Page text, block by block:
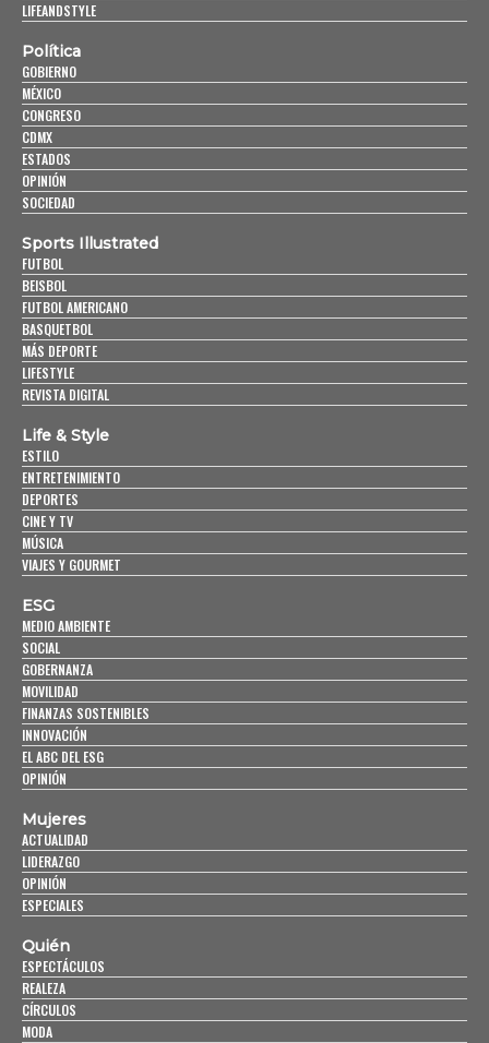
LIFEANDSTYLE
Política
GOBIERNO
MÉXICO
CONGRESO
CDMX
ESTADOS
OPINIÓN
SOCIEDAD
Sports Illustrated
FUTBOL
BEISBOL
FUTBOL AMERICANO
BASQUETBOL
MÁS DEPORTE
LIFESTYLE
REVISTA DIGITAL
Life & Style
ESTILO
ENTRETENIMIENTO
DEPORTES
CINE Y TV
MÚSICA
VIAJES Y GOURMET
ESG
MEDIO AMBIENTE
SOCIAL
GOBERNANZA
MOVILIDAD
FINANZAS SOSTENIBLES
INNOVACIÓN
EL ABC DEL ESG
OPINIÓN
Mujeres
ACTUALIDAD
LIDERAZGO
OPINIÓN
ESPECIALES
Quién
ESPECTÁCULOS
REALEZA
CÍRCULOS
MODA